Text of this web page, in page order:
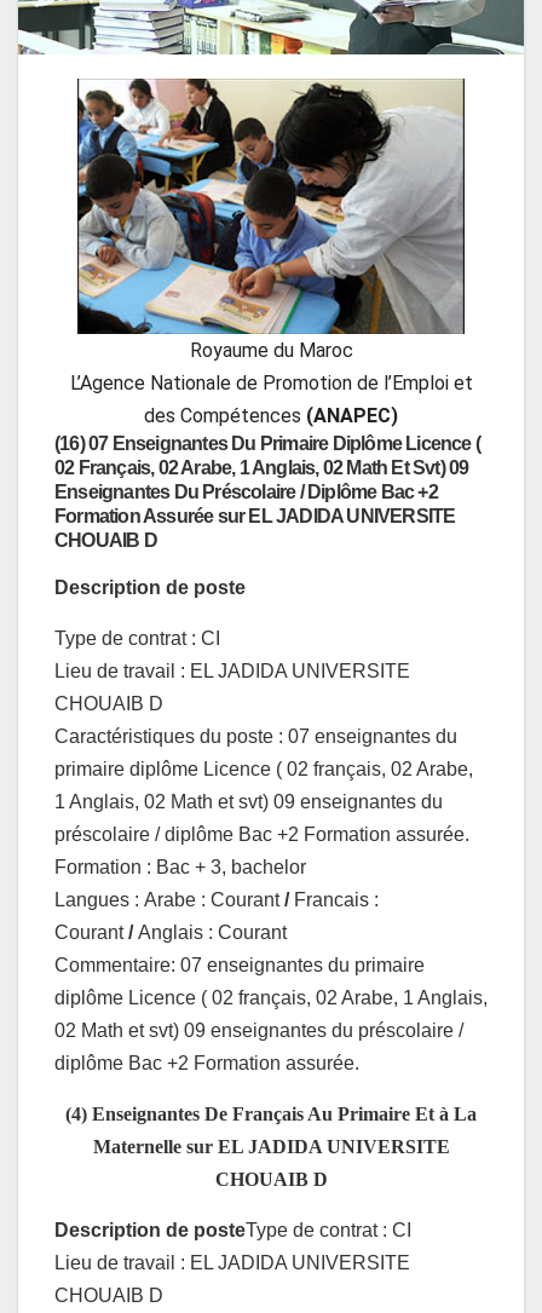
Royaume du Maroc
L’Agence Nationale de Promotion de l’Emploi et
des Compétences (ANAPEC)
(16) 07 Enseignantes Du Primaire Diplôme Licence (
02 Français, 02 Arabe, 1 Anglais, 02 Math Et Svt) 09
Enseignantes Du Préscolaire / Diplôme Bac +2
Formation Assurée sur EL JADIDA UNIVERSITE
CHOUAIB D
Description de poste
Type de contrat : CI
Lieu de travail : EL JADIDA UNIVERSITE
CHOUAIB D
Caractéristiques du poste : 07 enseignantes du
primaire diplôme Licence ( 02 français, 02 Arabe,
1 Anglais, 02 Math et svt) 09 enseignantes du
préscolaire / diplôme Bac +2 Formation assurée.
Formation : Bac + 3, bachelor
Langues : Arabe : Courant/ Francais :
Courant/Anglais : Courant
Commentaire: 07 enseignantes du primaire
diplôme Licence ( 02 français, 02 Arabe, 1 Anglais,
02 Math et svt) 09 enseignantes du préscolaire /
diplôme Bac +2 Formation assurée.
(4) Enseignantes De Français Au Primaire Et à La
Maternelle sur EL JADIDA UNIVERSITE
CHOUAIB D
Description de posteType de contrat : CI
Lieu de travail : EL JADIDA UNIVERSITE
CHOUAIB D